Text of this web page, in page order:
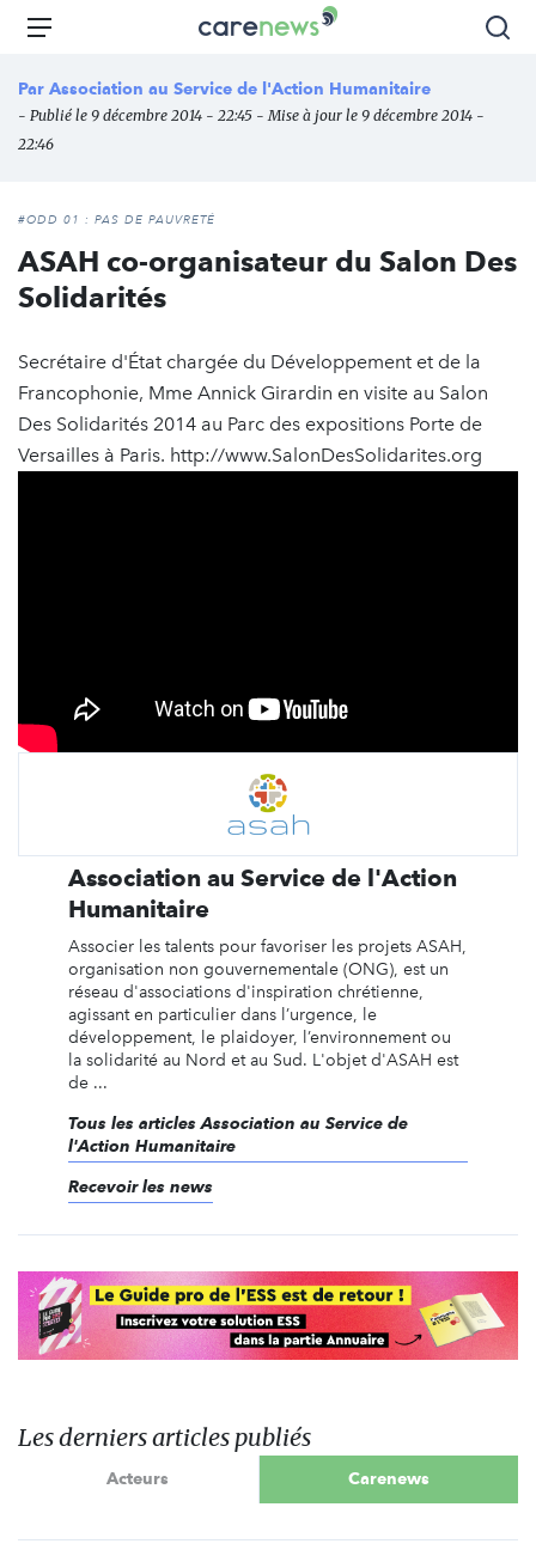
Aller
principal
Carenews,
média
des
Menu
Par Association au Service de l'Action Humanitaire
- Publié le 9 décembre 2014 - 22:45 - Mise à jour le 9 décembre 2014 -
22:46
#ODD 01 : PAS DE PAUVRETÉ
ASAH co-organisateur du Salon Des
Solidarités
Secrétaire d'État chargée du Développement et de la
Francophonie, Mme Annick Girardin en visite au Salon
Des Solidarités 2014 au Parc des expositions Porte de
Versailles à Paris. http://www.SalonDesSolidarites.org
Association au Service de l'Action
Humanitaire
Associer les talents pour favoriser les projets ASAH,
organisation non gouvernementale (ONG), est un
réseau d'associations d'inspiration chrétienne,
agissant en particulier dans l’urgence, le
développement, le plaidoyer, l’environnement ou
la solidarité au Nord et au Sud. L'objet d'ASAH est
de ...
Tous les articles Association au Service de
l'Action Humanitaire
Recevoir les news
Les derniers articles publiés
Acteurs Carenews